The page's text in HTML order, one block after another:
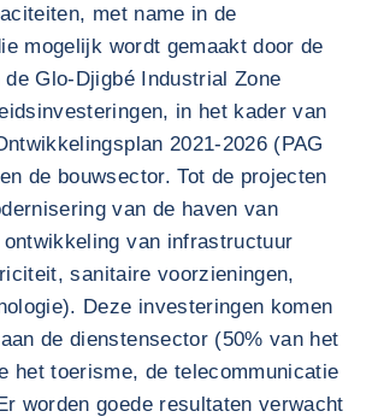
met name in de
mogelijk wordt gemaakt door de
Glo-Djigbé Industrial Zone
in het kader van
2021-2026 (PAG
de bouwsector. Tot de projecten
van de haven van
ontwikkeling van infrastructuur
sanitaire voorzieningen,
Deze investeringen komen
de dienstensector (50% van het
het toerisme, de telecommunicatie
worden goede resultaten verwacht